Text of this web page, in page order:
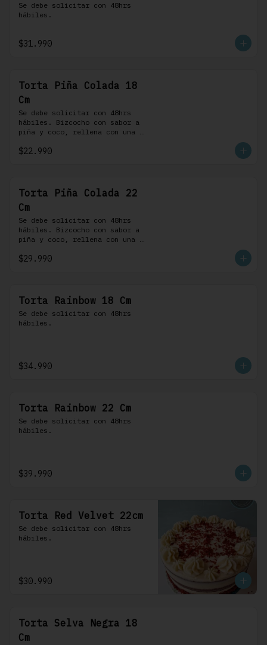
Se debe solicitar con 48hrs
hábiles.
$31.990
Torta Piña Colada 18
Cm
Se debe solicitar con 48hrs
hábiles. Bizcocho con sabor a
piña y coco, rellena con una
coco, cubierta con buttercream
$22.990
Torta Piña Colada 22
Cm
Se debe solicitar con 48hrs
hábiles. Bizcocho con sabor a
piña y coco, rellena con una
coco, cubierta con buttercream
$29.990
Torta Rainbow 18 Cm
Se debe solicitar con 48hrs
hábiles.
$34.990
Torta Rainbow 22 Cm
Se debe solicitar con 48hrs
hábiles.
$39.990
Torta Red Velvet 22cm
Se debe solicitar con 48hrs
hábiles.
$30.990
Torta Selva Negra 18
Cm